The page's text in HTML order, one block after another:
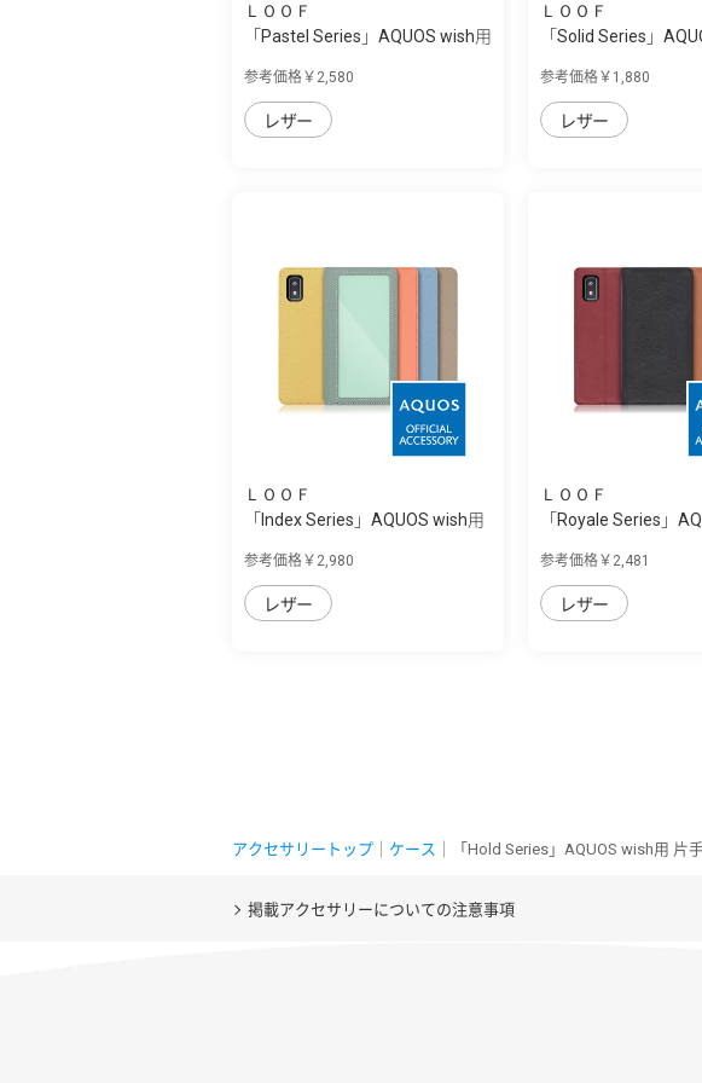
ＬＯＯＦ
「Pastel Series」AQUOS wish用
参考価格￥2,580
レザー
ＬＯＯＦ
「Solid Series」
参考価格￥1,880
レザー
ＬＯＯＦ
「Index Series」AQUOS wish用
参考価格￥2,980
レザー
ＬＯＯＦ
「Royale Series」
参考価格￥2,481
レザー
アクセサリートップ ケース ｜「Hold Series」AQUOS wish用
掲載アクセサリーについての注意事項